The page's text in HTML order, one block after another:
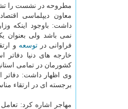
مطروحه در نشست را
معاون دیپلماسی
داشت: باوجود اینکه
نمی باشد ولی بعنوان
فراوانی درتوسعه و
خارجه های دنیا دفاتر
کشورمان در تمامی
وی اظهار داشت: دفاتر
برجسته ای در ارتقاء
مهاجر اشاره کرد: